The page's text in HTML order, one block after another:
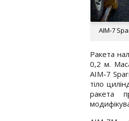
AIM-7
Ракета
0,2 м.
AIM-7
тіло
ракета